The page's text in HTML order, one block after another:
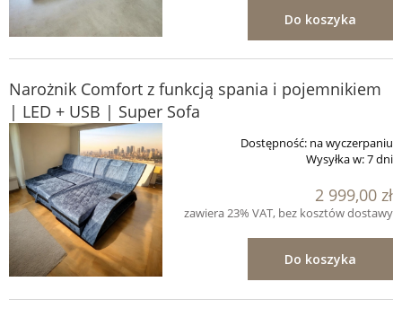
Do koszyka
Narożnik Comfort z funkcją spania i pojemnikiem
| LED + USB | Super Sofa
Dostępność: na wyczerpaniu
Wysyłka w:7 dni
2 999,00 zł
zawiera 23% VAT, bez kosztów dostawy
Do koszyka